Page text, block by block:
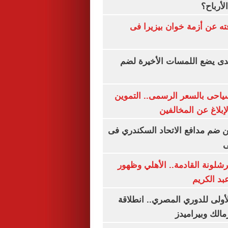
عن أزمة خوان بيزيرا فى
يضع اللمسات الأخيرة لضم
بالسعر الرسمى.. التموين
عن المخالفين
ضم مدافع الاتحاد السكندري فى
القادمة.. الأهلي وظهور
الكريم
للدوري المصري.. انطلاقة
وبيراميدز